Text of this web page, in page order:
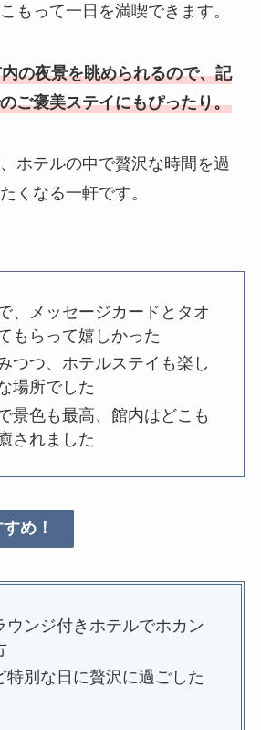
もって一日を満喫できます。
の夜景を眺められるので、記
ご褒美ステイにもぴったり。
ホテルの中で贅沢な時間を過
くなる一軒です。
、メッセージカードとタオ
もらって嬉しかった
つつ、ホテルステイも楽し
場所でした
景色も最高、館内はどこも
されました
め！
ウンジ付きホテルでホカン
特別な日に贅沢に過ごした